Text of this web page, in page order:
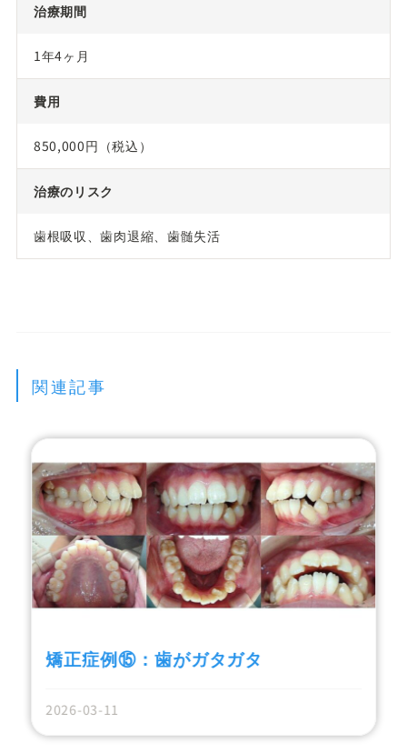
治療期間
1年4ヶ月
費用
850,000円（税込）
治療のリスク
歯根吸収、歯肉退縮、歯髄失活
関連記事
矯正症例⑮：歯がガタガタ
2026-03-11